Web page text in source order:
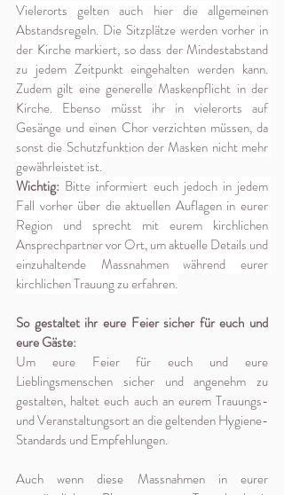
Vielerorts gelten auch hier die allgemeinen
Abstandsregeln. Die Sitzplätze werden vorher in
der Kirche markiert, so dass der Mindestabstand
zu jedem Zeitpunkt eingehalten werden kann.
Zudem gilt eine generelle Maskenpflicht in der
Kirche. Ebenso müsst ihr in vielerorts auf
Gesänge und einen Chor verzichten müssen, da
sonst die Schutzfunktion der Masken nicht mehr
gewährleistet ist.
Wichtig: Bitte informiert euch jedoch in jedem
Fall vorher über die aktuellen Auflagen in eurer
Region und sprecht mit eurem kirchlichen
Ansprechpartner vor Ort, um aktuelle Details und
einzuhaltende Massnahmen während eurer
kirchlichen Trauung zu erfahren.
So gestaltet ihr eure Feier sicher für euch und
eure Gäste:
Um eure Feier für euch und eure
Lieblingsmenschen sicher und angenehm zu
gestalten, haltet euch auch an eurem Trauungs-
und Veranstaltungsort an die geltenden Hygiene-
Standards und Empfehlungen.
Auch wenn diese Massnahmen in eurer